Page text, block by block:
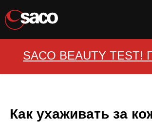
SACO BEAUTY
Как ухаживать за